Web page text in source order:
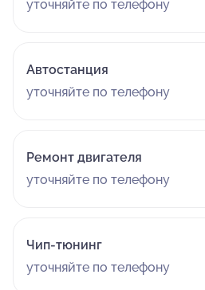
уточняйте по телефону
Автостанция
уточняйте по телефону
Ремонт двигателя
уточняйте по телефону
Чип-тюнинг
уточняйте по телефону